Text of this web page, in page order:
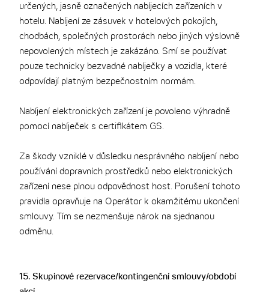
určených, jasně označených nabíjecích zařízeních v
hotelu. Nabíjení ze zásuvek v hotelových pokojích,
chodbách, společných prostorách nebo jiných výslovně
nepovolených místech je zakázáno. Smí se používat
pouze technicky bezvadné nabíječky a vozidla, které
odpovídají platným bezpečnostním normám.
Nabíjení elektronických zařízení je povoleno výhradně
pomocí nabíječek s certifikátem GS.
Za škody vzniklé v důsledku nesprávného nabíjení nebo
používání dopravních prostředků nebo elektronických
zařízení nese plnou odpovědnost host. Porušení tohoto
pravidla opravňuje na Operátor k okamžitému ukončení
smlouvy. Tím se nezmenšuje nárok na sjednanou
odměnu.
15. Skupinové rezervace/kontingenční smlouvy/období